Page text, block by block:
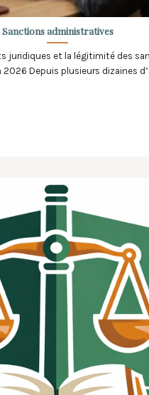
Sanctions administratives
juridiques et la légitimité des
Depuis plusieurs dizaines